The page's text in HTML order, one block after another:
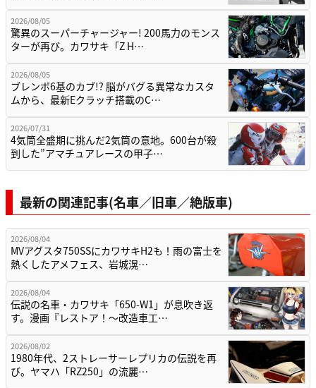
2026/08/05
驚異のスーパーチャージャー! 200馬力のモンス
ターが再び。カワサキ「Z H…
2026/08/05
ブレンボ6基のカブ!? 脳がバグる異常なカスタ
ムから、最新Eクラッチ搭載のC…
2026/07/31
4気筒全盛期に挑んだ2気筒の意地。600台が殺
到した”アマチュアレースの甲子…
最新の関連記事(名車／旧車／絶版車)
2026/08/04
MVアグスタ750SSにカワサキH2も！雨の富士を
熱くしたアメフェス、岩城滉…
2026/08/04
伝説の名車・カワサキ「650-W1」が息吹き返
す。漫画『レストア！～改造車工…
2026/08/02
1980年代、2ストレーサーレプリカの伝説を再
び。ヤマハ「RZ250」の流麗…